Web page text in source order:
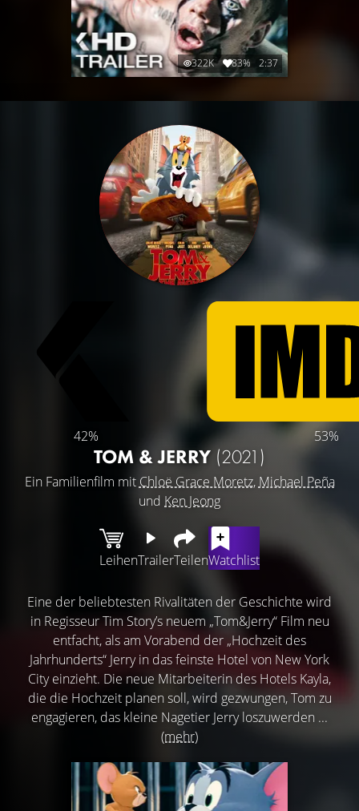
322K 83% 2:37
42% 53%
TOM & JERRY (2021)
Ein Familienfilm mit Chloë Grace Moretz, Michael Peña
und Ken Jeong
LeihenTrailerTeilenWatchlist
Eine der beliebtesten Rivalitäten der Geschichte wird
in Regisseur Tim Story’s neuem „Tom&Jerry“ Film neu
entfacht, als am Vorabend der „Hochzeit des
Jahrhunderts“ Jerry in das feinste Hotel von New York
City einzieht. Die neue Mitarbeiterin des Hotels Kayla,
die die Hochzeit planen soll, wird gezwungen, Tom zu
engagieren, das kleine Nagetier Jerry loszuwerden ...
(mehr)